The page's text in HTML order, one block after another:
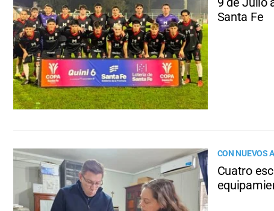
Santa Fe
CON NUEVOS
Cuatro